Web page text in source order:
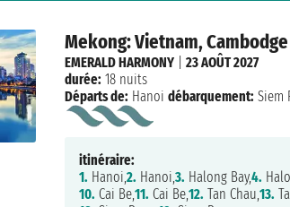
Mekong: Vietnam, Cambodge
EMERALD HARMONY |23 AOÛT 2027
durée: 18 nuits
Départs de: Hanoi débarquement: Siem
itinéraire:
1. Hanoi,2. Hanoi,3. Halong Bay,4.
10. Cai Be,11. Cai Be,12. Tan Chau,13.